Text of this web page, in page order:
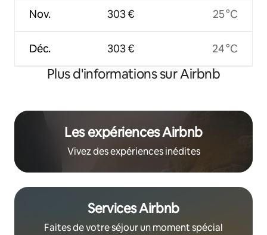
Nov.
Déc.
303 €
303 €
25 °C
24 °C
Plus d'informations sur Airbnb
Les expériences Airbnb
Vivez des expériences inédites
Services Airbnb
Faites de votre séjour un moment spécial